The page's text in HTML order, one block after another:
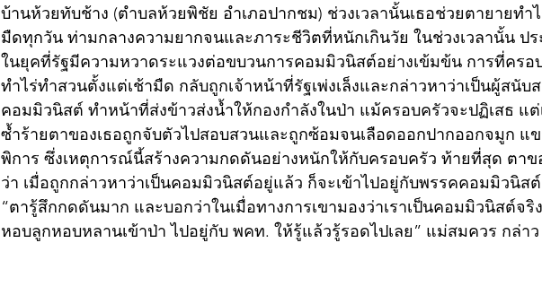
บ้านห้วยทับช้าง (ตำบลห้วยพิชัย อำเภอปากชม) ช่วงเวลานั้นเธอช่วยตายายทำ
มืดทุกวัน ท่ามกลางความยากจนและภาระชีวิตที่หนักเกินวัย ในช่วงเวลานั้น ปร
ในยุคที่รัฐมีความหวาดระแวงต่อขบวนการคอมมิวนิสต์อย่างเข้มข้น การที่ครอ
ทำไร่ทำสวนตั้งแต่เช้ามืด กลับถูกเจ้าหน้าที่รัฐเพ่งเล็งและกล่าวหาว่าเป็นผู้สนับ
คอมมิวนิสต์ ทำหน้าที่ส่งข้าวส่งน้ำให้กองกำลังในป่า แม้ครอบครัวจะปฏิเสธ แต่
ซ้ำร้ายตาของเธอถูกจับตัวไปสอบสวนและถูกซ้อมจนเลือดออกปากออกจมูก แ
พิการ ซึ่งเหตุการณ์นี้สร้างความกดดันอย่างหนักให้กับครอบครัว ท้ายที่สุด ตาข
ว่า เมื่อถูกกล่าวหาว่าเป็นคอมมิวนิสต์อยู่แล้ว ก็จะเข้าไปอยู่กับพรรคคอมมิวนิส
“ตารู้สึกกดดันมาก และบอกว่าในเมื่อทางการเขามองว่าเราเป็นคอมมิวนิสต์จริ
หอบลูกหอบหลานเข้าป่า ไปอยู่กับ พคท. ให้รู้แล้วรู้รอดไปเลย” แม่สมควร กล่าว